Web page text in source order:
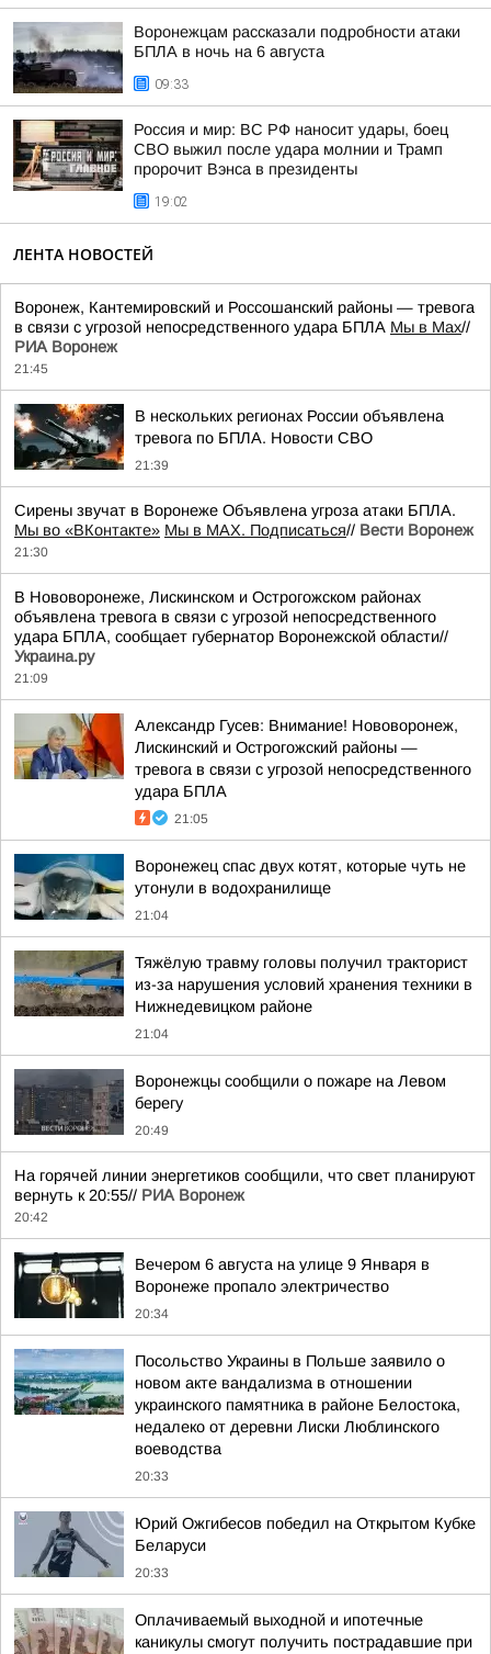
Воронежцам рассказали подробности атаки
БПЛА в ночь на 6 августа
09:33
Россия и мир: ВС РФ наносит удары, боец
СВО выжил после удара молнии и Трамп
пророчит Вэнса в президенты
19:02
ЛЕНТА НОВОСТЕЙ
Воронеж, Кантемировский и Россошанский районы — тревога
в связи с угрозой непосредственного удара БПЛА Мы в Мах//
РИА Воронеж
21:45
В нескольких регионах России объявлена
тревога по БПЛА. Новости СВО
21:39
Сирены звучат в Воронеже Объявлена угроза атаки БПЛА.
Мы во «ВКонтакте» Мы в MAX. Подписаться// Вести Воронеж
21:30
В Нововоронеже, Лискинском и Острогожском районах
объявлена тревога в связи с угрозой непосредственного
удара БПЛА, сообщает губернатор Воронежской области//
Украина.ру
21:09
Александр Гусев: Внимание! Нововоронеж,
Лискинский и Острогожский районы —
тревога в связи с угрозой непосредственного
удара БПЛА
21:05
Воронежец спас двух котят, которые чуть не
утонули в водохранилище
21:04
Тяжёлую травму головы получил тракторист
из-за нарушения условий хранения техники в
Нижнедевицком районе
21:04
Воронежцы сообщили о пожаре на Левом
берегу
20:49
На горячей линии энергетиков сообщили, что свет планируют
вернуть к 20:55// РИА Воронеж
20:42
Вечером 6 августа на улице 9 Января в
Воронеже пропало электричество
20:34
Посольство Украины в Польше заявило о
новом акте вандализма в отношении
украинского памятника в районе Белостока,
недалеко от деревни Лиски Люблинского
воеводства
20:33
Юрий Ожгибесов победил на Открытом Кубке
Беларуси
20:33
Оплачиваемый выходной и ипотечные
каникулы смогут получить пострадавшие при